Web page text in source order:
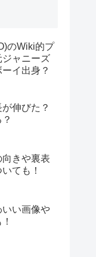
のWiki的プ
ジャニーズ
イ出身？
伸びた？
向きや裏表
ても！
いい画像や